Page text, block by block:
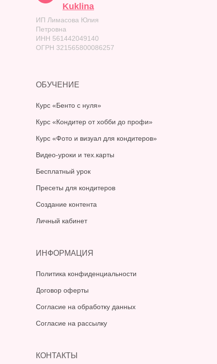
Kuklina
ИП Лимасова Юлия
Петровна
ИНН 561442049140
ОГРН 321565800086257
ОБУЧЕНИЕ
Курс «Бенто с нуля»
Курс «Кондитер от хобби до профи»
Видео-уроки и тех.карты
Бесплатный урок
Пресеты для кондитеров
Создание контента
Личный кабинет
Курс «Фото и визуал для кондитеров»
ИНФОРМАЦИЯ
Политика конфиденциальности
Договор оферты
Согласие на обработку данных
Согласие на рассылку
КОНТАКТЫ